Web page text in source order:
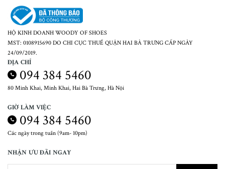
HỘ KINH DOANH WOODY OF SHOES
MST: 0108915690 DO CHI CỤC THUẾ QUẬN HAI BÀ TRƯNG CẤP NGÀY
24/09/2019.
ĐỊA CHỈ
094 384 5460
80 Minh Khai, Minh Khai, Hai Bà Trưng, Hà Nội
GIỜ LÀM VIỆC
094 384 5460
Các ngày trong tuần (9am- 10pm)
NHẬN ƯU ĐÃI NGAY